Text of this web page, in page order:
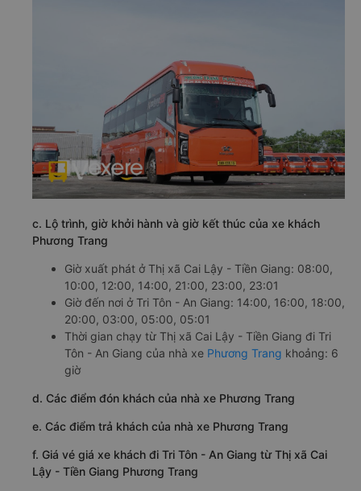
c. Lộ trình, giờ khởi hành và giờ kết thúc của xe khách
Phương Trang
Giờ xuất phát ở Thị xã Cai Lậy - Tiền Giang: 08:00,
10:00, 12:00, 14:00, 21:00, 23:00, 23:01
Giờ đến nơi ở Tri Tôn - An Giang: 14:00, 16:00, 18:00,
20:00, 03:00, 05:00, 05:01
Thời gian chạy từ Thị xã Cai Lậy - Tiền Giang đi Tri
Tôn - An Giang của nhà xe Phương Trang khoảng: 6
giờ
d. Các điểm đón khách của nhà xe Phương Trang
e. Các điểm trả khách của nhà xe Phương Trang
f. Giá vé giá xe khách đi Tri Tôn - An Giang từ Thị xã Cai
Lậy - Tiền Giang Phương Trang